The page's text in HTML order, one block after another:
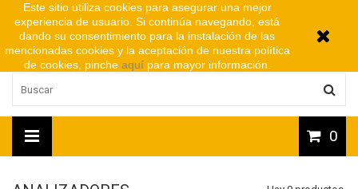
0
Este sitio utiliza cookies para asegurar una mejor
experiencia de usuario. Si continúa navegando, está
dando su consentimiento para la instalación de las
mencionadas cookies y la aceptación de nuestra política
de cookies, pinche aquípara mayor información.